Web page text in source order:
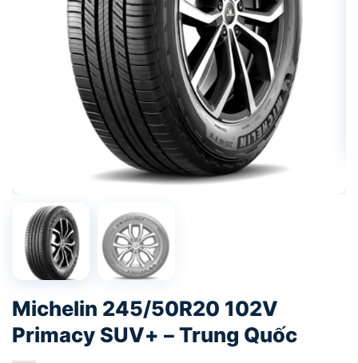
Michelin 245/50R20 102V
Primacy SUV+ – Trung Quốc